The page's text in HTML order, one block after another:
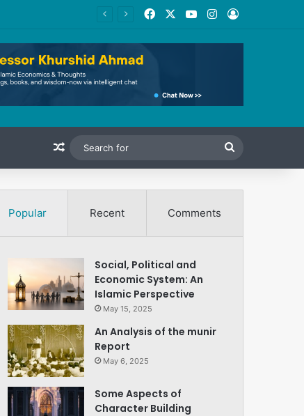
FacebookYouTubeInstagram
Log In
Random Article
for
Popular Recent Comments
Social, Political and
Economic System: An
Islamic Perspective
May 15, 2025
An Analysis of the munir
Report
May 6, 2025
Some Aspects of
Character Building